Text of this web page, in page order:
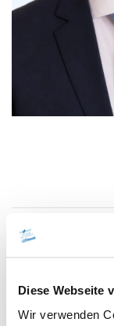
Diese Webseite
Wir verwenden